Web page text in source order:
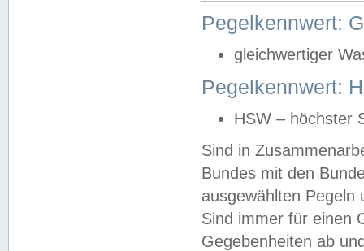
Pegelkennwert:
gleichwertiger
Pegelkennwert:
HSW – höchster
Sind in
Bundes mit den
ausgewählten
Sind immer für einen
Gegebenheiten ab